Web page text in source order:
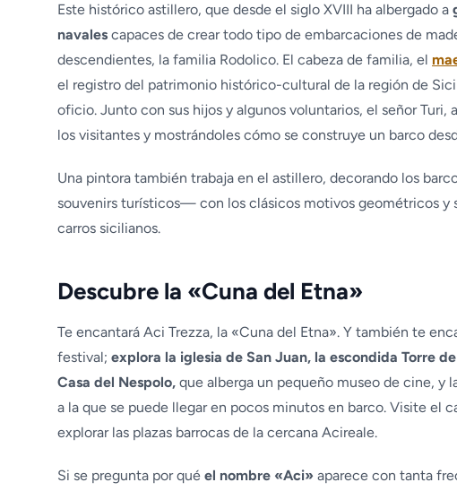
Este histórico astillero, que desde el siglo XVIII ha albergado a
navales capaces de crear todo tipo de embarcaciones de
descendientes, la familia Rodolico. El cabeza de familia, el
el registro del patrimonio histórico-cultural de la región de
oficio. Junto con sus hijos y algunos voluntarios, el señor Turi,
los visitantes y mostrándoles cómo se construye un barco
Una pintora también trabaja en el astillero, decorando los
souvenirs turísticos— con los clásicos motivos geométricos y
carros sicilianos.
Descubre la «Cuna del Etna»
Te encantará Aci Trezza, la «Cuna del Etna». Y también te
festival; explora la iglesia de San Juan, la escondida Torre
Casa del Nespolo, que alberga un pequeño museo de cine, y
a la que se puede llegar en pocos minutos en barco. Visite el
explorar las plazas barrocas de la cercana Acireale.
Si se pregunta por qué el nombre «Aci» aparece con tanta